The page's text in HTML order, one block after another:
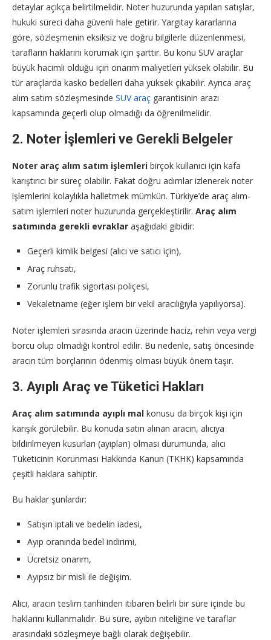
detaylar açıkça belirtilmelidir. Noter huzurunda yapılan satışlar,
hukuki süreci daha güvenli hale getirir. Yargıtay kararlarına
göre, sözleşmenin eksiksiz ve doğru bilgilerle düzenlenmesi,
tarafların haklarını korumak için şarttır. Bu konu SUV araçlar
büyük hacimli olduğu için onarım maliyetleri yüksek olabilir. Bu
tür araçlarda kasko bedelleri daha yüksek çıkabilir. Ayrıca araç
alım satım sözleşmesinde SUV araç garantisinin arazı
kapsamında geçerli olup olmadığı da öğrenilmelidir.
2. Noter İşlemleri ve Gerekli Belgeler
Noter araç alım satım işlemleri birçok kullanıcı için kafa
karıştırıcı bir süreç olabilir. Fakat doğru adımlar izlenerek noter
işlemlerini kolaylıkla halletmek mümkün. Türkiye’de araç alım-
satım işlemleri noter huzurunda gerçekleştirilir. Araç alım
satımında gerekli evraklar aşağıdaki gibidir:
Geçerli kimlik belgesi (alıcı ve satıcı için),
Araç ruhsatı,
Zorunlu trafik sigortası poliçesi,
Vekaletname (eğer işlem bir vekil aracılığıyla yapılıyorsa).
Noter işlemleri sırasında aracın üzerinde haciz, rehin veya vergi
borcu olup olmadığı kontrol edilir. Bu nedenle, satış öncesinde
aracın tüm borçlarının ödenmiş olması büyük önem taşır.
3. Ayıplı Araç ve Tüketici Hakları
Araç alım satımında ayıplı mal konusu da birçok kişi için
karışık görülebilir. Bu konuda satın alınan aracın, alıcıya
bildirilmeyen kusurları (ayıpları) olması durumunda, alıcı
Tüketicinin Korunması Hakkında Kanun (TKHK) kapsamında
çeşitli haklara sahiptir.
Bu haklar şunlardır:
Satışın iptali ve bedelin iadesi,
Ayıp oranında bedel indirimi,
Ücretsiz onarım,
Ayıpsız bir misli ile değişim.
Alıcı, aracın teslim tarihinden itibaren belirli bir süre içinde bu
haklarını kullanmalıdır. Bu süre, ayıbın niteliğine ve taraflar
arasındaki sözleşmeye bağlı olarak değişebilir.